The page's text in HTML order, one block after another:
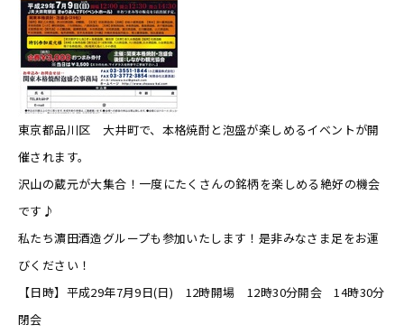
東京都品川区 大井町で、本格焼酎と泡盛が楽しめるイベントが開
催されます。
沢山の蔵元が大集合！一度にたくさんの銘柄を楽しめる絶好の機会
です♪
私たち濵田酒造グループも参加いたします！是非みなさま足をお運
びください！
【日時】平成29年7月9日(日) 12時開場 12時30分開会 14時30分
閉会